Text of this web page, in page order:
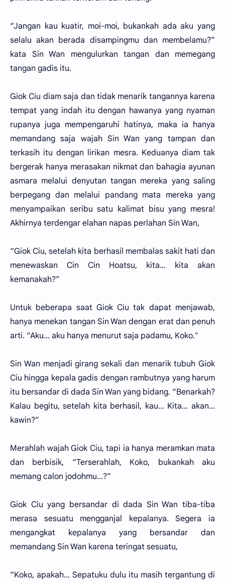
“Jangan kau kuatir, moi-moi, bukankah ada aku yang
selalu akan berada disampingmu dan membelamu?”
kata Sin Wan mengulurkan tangan dan memegang
tangan gadis itu.
Giok Ciu diam saja dan tidak menarik tangannya karena
tempat yang indah itu dengan hawanya yang nyaman
rupanya juga mempengaruhi hatinya, maka ia hanya
memandang saja wajah Sin Wan yang tampan dan
terkasih itu dengan lirikan mesra. Keduanya diam tak
bergerak hanya merasakan nikmat dan bahagia ayunan
asmara melalui denyutan tangan mereka yang saling
berpegang dan melalui pandang mata mereka yang
menyampaikan seribu satu kalimat bisu yang mesra!
Akhirnya terdengar elahan napas perlahan Sin Wan,
“Giok Ciu, setelah kita berhasil membalas sakit hati dan
menewaskan Cin Cin Hoatsu, kita… kita akan
kemanakah?”
Untuk beberapa saat Giok Ciu tak dapat menjawab,
hanya menekan tangan Sin Wan dengan erat dan penuh
arti. “Aku… aku hanya menurut saja padamu, Koko."
Sin Wan menjadi girang sekali dan menarik tubuh Giok
Ciu hingga kepala gadis dengan rambutnya yang harum
itu bersandar di dada Sin Wan yang bidang. “Benarkah?
Kalau begitu, setelah kita berhasil, kau… Kita… akan…
kawin?”
Merahlah wajah Giok Ciu, tapi ia hanya meramkan mata
dan berbisik, “Terserahlah, Koko, bukankah aku
memang calon jodohmu…?”
Giok Ciu yang bersandar di dada Sin Wan tiba-tiba
merasa sesuatu mengganjal kepalanya. Segera ia
mengangkat kepalanya yang bersandar dan
memandang Sin Wan karena teringat sesuatu,
“Koko, apakah… Sepatuku dulu itu masih tergantung di